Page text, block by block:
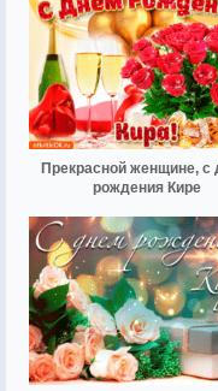
Прекрасной женщине, с
рождения Кире